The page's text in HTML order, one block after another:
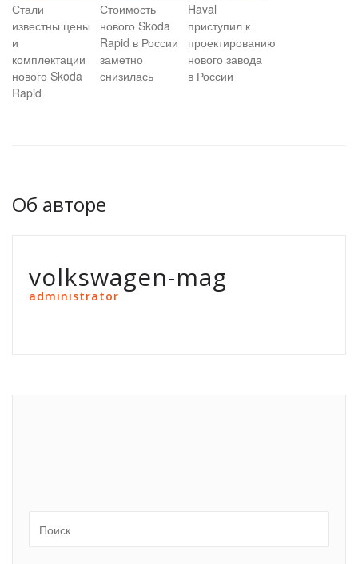
Стали
известны цены
и
комплектации
нового Skoda
Rapid
Стоимость
нового Skoda
Rapid в России
заметно
снизилась
Haval
приступил к
проектированию
нового завода
в России
Об авторе
volkswagen-mag
administrator